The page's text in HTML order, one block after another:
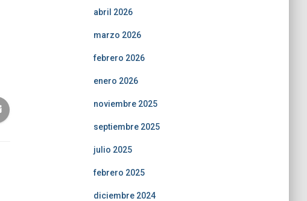
abril 2026
marzo 2026
febrero 2026
enero 2026
noviembre 2025
septiembre 2025
julio 2025
febrero 2025
diciembre 2024